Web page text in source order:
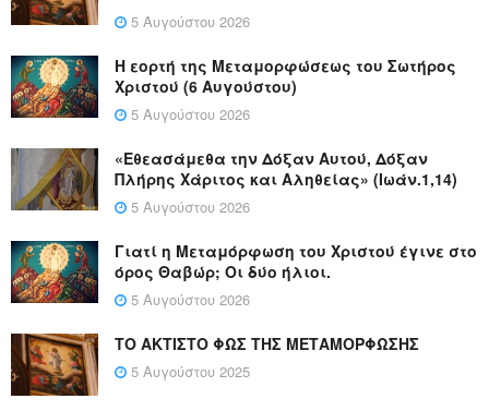
5 Αυγούστου 2026
Η εορτή της Μεταμορφώσεως του Σωτήρος
Χριστού (6 Αυγούστου)
5 Αυγούστου 2026
«Εθεασάμεθα την Δόξαν Αυτού, Δόξαν
Πλήρης Χάριτος και Αληθείας» (Ιωάν.1,14)
5 Αυγούστου 2026
Γιατί η Μεταμόρφωση του Χριστού έγινε στο
όρος Θαβώρ; Οι δύο ήλιοι.
5 Αυγούστου 2026
ΤΟ ΑΚΤΙΣΤΟ ΦΩΣ ΤΗΣ ΜΕΤΑΜΟΡΦΩΣΗΣ
5 Αυγούστου 2025